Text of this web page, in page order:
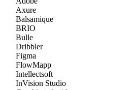
Axure
Balsamique
BRIO
Bulle
Dribbler
Figma
FlowMapp
Intellectsoft
InVision Studio